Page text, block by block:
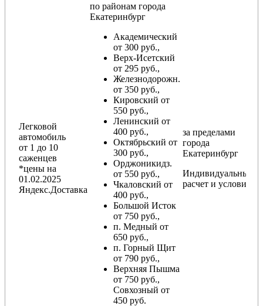
Легковой
автомобиль
от 1 до 10
саженцев
*цены на
01.02.2025
Яндекс.Доставка
по районам города
Екатеринбург
Академический
от 300 руб.,
Верх-Исетский
от 295 руб.,
Железнодорожн.
от 350 руб.,
Кировский от
550 руб.,
Ленинский от
400 руб.,
Октябрьский от
300 руб.,
Орджоникидз.
от 550 руб.,
Чкаловский от
400 руб.,
Большой Исток
от 750 руб.,
п. Медный от
650 руб.,
п. Горный Щит
от 790 руб.,
Верхняя Пышма
от 750 руб.,
Совхозный от
450 руб.
за пределами
города
Екатеринбург
Индивидуальный
расчет и условия